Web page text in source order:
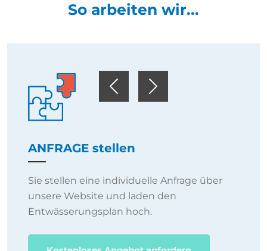
PreviousNext
So arbeiten wir...
ANFRAGE stellen
Sie stellen eine individuelle Anfrage über
unsere Website und laden den
Entwässerungsplan hoch.